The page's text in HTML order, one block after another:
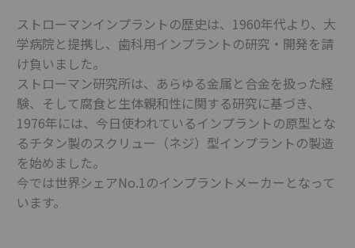
ストローマンインプラントの歴史は、1960年代より、大
学病院と提携し、歯科用インプラントの研究・開発を請
け負いました。
ストローマン研究所は、あらゆる金属と合金を扱った経
験、そして腐食と生体親和性に関する研究に基づき、
1976年には、今日使われているインプラントの原型とな
るチタン製のスクリュー（ネジ）型インプラントの製造
を始めました。
今では世界シェアNo.1のインプラントメーカーとなって
います。